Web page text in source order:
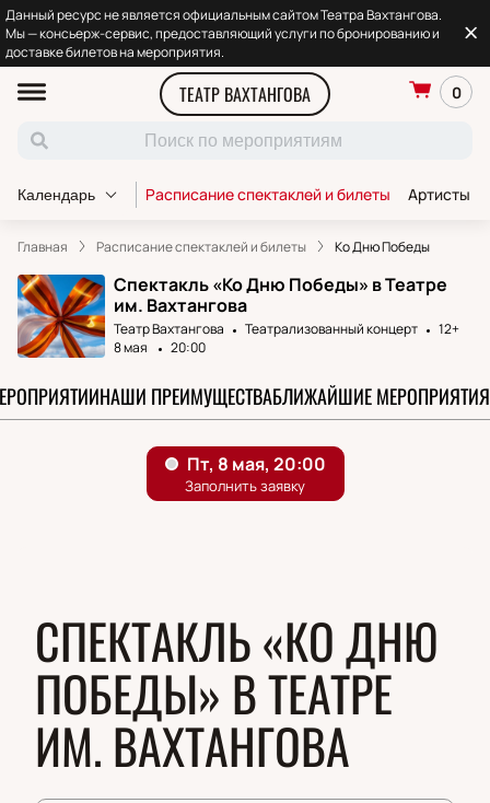
Данный ресурс не является официальным сайтом Театра Вахтангова.
Мы — консьерж-сервис, предоставляющий услуги по бронированию и
доставке билетов на мероприятия.
ТЕАТР ВАХТАНГОВА 0
Календарь Расписание спектаклей и билеты Артисты
Главная Расписание спектаклей и билеты Ко Дню Победы
Спектакль «Ко Дню Победы» в Театре
им. Вахтангова
Театр Вахтангова Театрализованный концерт
12+
8 мая
20:00
НАШИ ПРЕИМУЩЕСТВАБЛИЖАЙШИЕ МЕРОПРИЯТИЯ
СПЕКТАКЛЬ «КО ДНЮ
ПОБЕДЫ» В ТЕАТРЕ
ИМ. ВАХТАНГОВА